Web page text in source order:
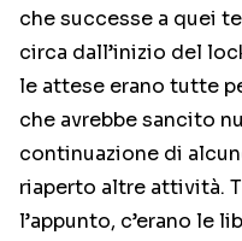
che successe a quei
circa dall’inizio del
le attese erano tutte
che avrebbe sancito
continuazione di
riaperto altre attività.
l’appunto, c’erano le